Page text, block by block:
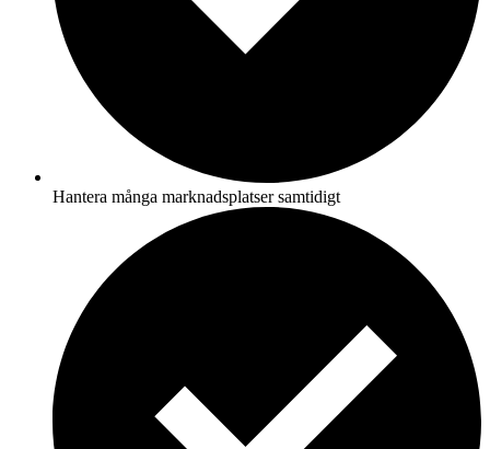
Hantera många marknadsplatser samtidigt